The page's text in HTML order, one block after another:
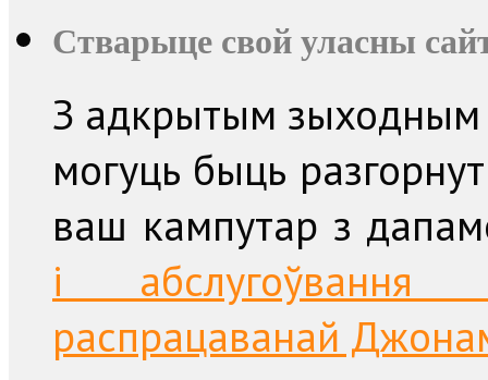
Стварыце свой уласны
З адкрытым зыходным
могуць быць
ваш кампутар з
і абслугоўвання
распрацаванай